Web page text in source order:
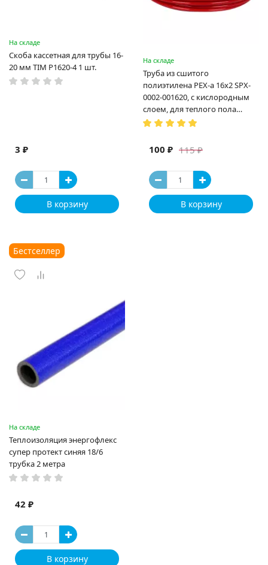
На складе
Скоба кассетная для трубы 16-
20 мм TIM P1620-4 1 шт.
3 ₽
В корзину
На складе
Труба из сшитого
полиэтилена PEX-a 16х2 SPX-
0002-001620, с кислородным
слоем, для теплого пола
(Испания)
115 ₽
100 ₽
В корзину
Бестселлер
На складе
Теплоизоляция энергофлекс
супер протект синяя 18/6
трубка 2 метра
42 ₽
В корзину